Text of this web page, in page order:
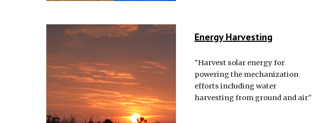
Energy Harvesting
"Harvest solar energy for
powering the mechanization
efforts including water
harvesting from ground and air"